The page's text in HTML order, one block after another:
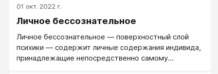
01 окт. 2022 г.
Личное бессознательное
Личное бессознательное — поверхностный слой
психики — содержит личные содержания индивида,
принадлежащие непосредственно самому